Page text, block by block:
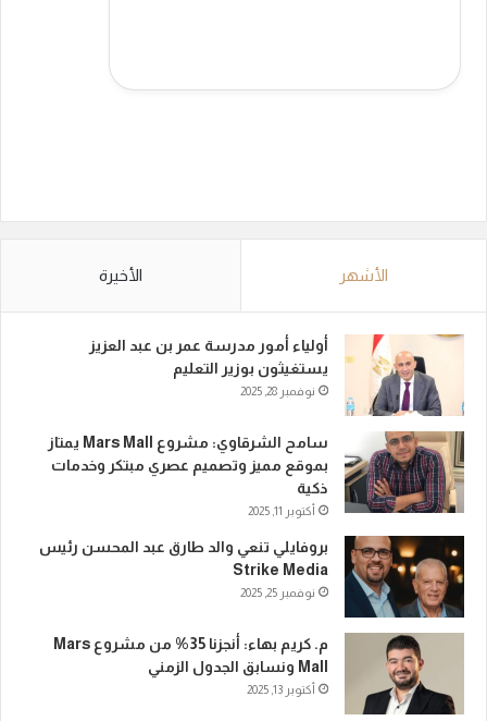
الأشهر الأخيرة
أولياء أمور مدرسة عمر بن عبد العزيز
يستغيثون بوزير التعليم
نوفمبر 28, 2025
سامح الشرقاوي: مشروع Mars Mall يمتاز
بموقع مميز وتصميم عصري مبتكر وخدمات
ذكية
أكتوبر 11, 2025
بروفايلي تنعي والد طارق عبد المحسن رئيس
Strike Media
نوفمبر 25, 2025
م. كريم بهاء: أنجزنا 35% من مشروع Mars
Mall ونسابق الجدول الزمني
أكتوبر 13, 2025